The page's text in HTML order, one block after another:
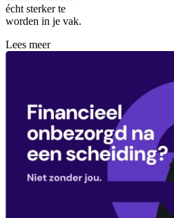
écht sterker te
worden in je vak.
Lees meer